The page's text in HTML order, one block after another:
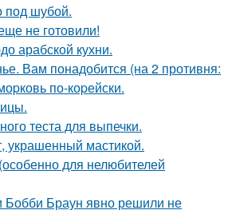
под шубой.
не готовили!
арабской кухни.
Вам понадобится (на 2 противня:
по-коpейски.
теста для выпечки.
украшенный мастикой.
для нелюбителей
Бобби Браун явно решили не